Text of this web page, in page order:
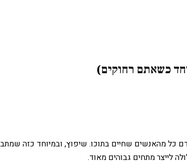
כשאתם רחוקים)
כל מהאנשים שחיים בתוכו. שיפוץ, ובמיוחד כזה
לייצר מתחים גבוהים מאוד.